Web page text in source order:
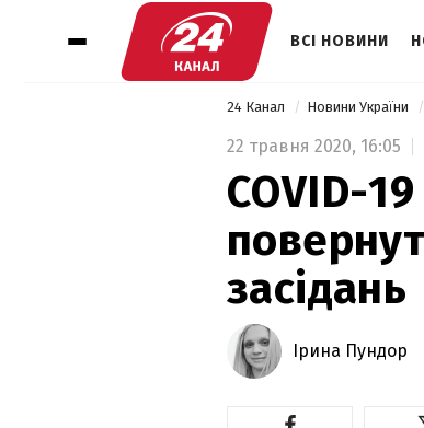
ВСІ НОВИНИ
24 Канал Новини України
22 травня 2020, 16:05
COVID-
засідань
Ірина Пундор